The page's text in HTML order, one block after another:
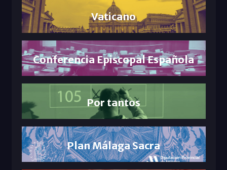
Vaticano
Conferencia Episcopal Española
Por tantos
Plan Málaga Sacra